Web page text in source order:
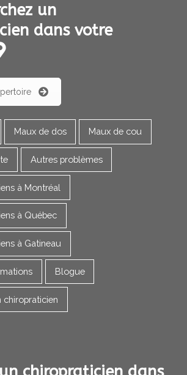
un
dans votre
Maux de dos Maux de cou
Autres problèmes
à Montréal
à Québec
à Gatineau
Blogue
chiropraticien